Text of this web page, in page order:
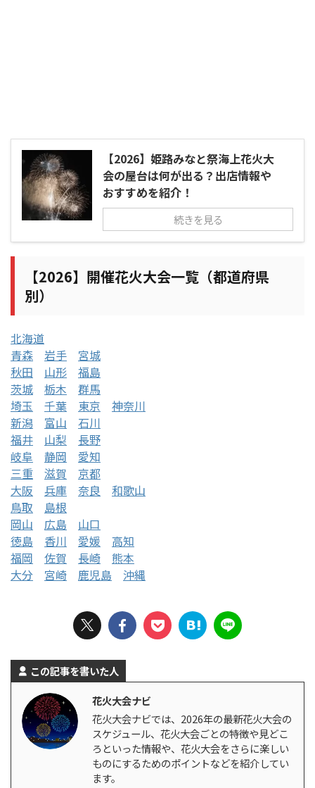
【2026】姫路みなと祭海上花火大
会の屋台は何が出る？出店情報や
おすすめを紹介！
続きを見る
【2026】開催花火大会一覧（都道府県
別）
北海道
青森
岩手
宮城
秋田
山形
福島
茨城
栃木
群馬
埼玉
千葉 東京
神奈川
新潟
富山
石川
福井
山梨
長野
岐阜
静岡
愛知
三重
滋賀
京都
大阪
兵庫 奈良
和歌山
鳥取
島根
岡山
広島
山口
徳島
香川 愛媛
高知
福岡
佐賀 長崎
熊本
大分
宮崎 鹿児島 沖縄
この記事を書いた人
花火大会ナビ
花火大会ナビでは、2026年の最新花火大会の
スケジュール、花火大会ごとの特徴や見どこ
ろといった情報や、花火大会をさらに楽しい
ものにするためのポイントなどを紹介してい
ます。